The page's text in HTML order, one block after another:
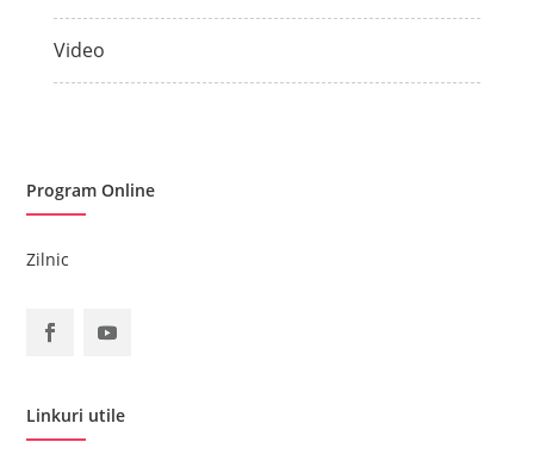
Video
Program Online
Zilnic
Linkuri utile